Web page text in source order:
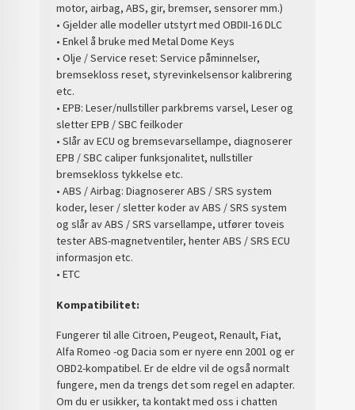
motor, airbag, ABS, gir, bremser, sensorer mm.)
• Gjelder alle modeller utstyrt med OBDII-16 DLC
• Enkel å bruke med Metal Dome Keys
• Olje / Service reset: Service påminnelser,
bremsekloss reset, styrevinkelsensor kalibrering
etc.
• EPB: Leser/nullstiller parkbrems varsel, Leser og
sletter EPB / SBC feilkoder
• Slår av ECU og bremsevarsellampe, diagnoserer
EPB / SBC caliper funksjonalitet, nullstiller
bremsekloss tykkelse etc.
• ABS / Airbag: Diagnoserer ABS / SRS system
koder, leser / sletter koder av ABS / SRS system
og slår av ABS / SRS varsellampe, utfører toveis
tester ABS-magnetventiler, henter ABS / SRS ECU
informasjon etc.
• ETC
Kompatibilitet:
Fungerer til alle Citroen, Peugeot, Renault, Fiat,
Alfa Romeo -og Dacia som er nyere enn 2001 og er
OBD2-kompatibel. Er de eldre vil de også normalt
fungere, men da trengs det som regel en adapter.
Om du er usikker, ta kontakt med oss i chatten